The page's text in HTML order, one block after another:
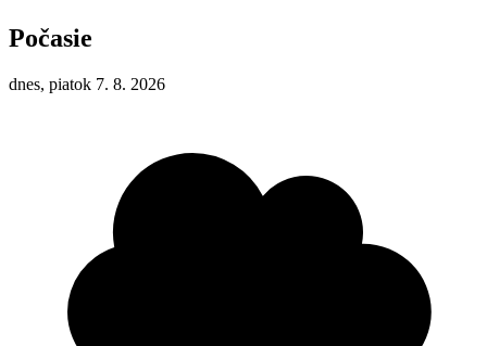
Počasie
dnes, piatok 7. 8. 2026